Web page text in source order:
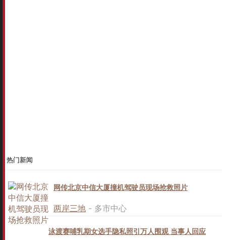
热门新闻
网传北京中信大厦撞机驾驶员现场抢救照片
两岸三地 - 多市中心
泳渡赛哺乳期女选手隐私照引万人围观 当事人回应